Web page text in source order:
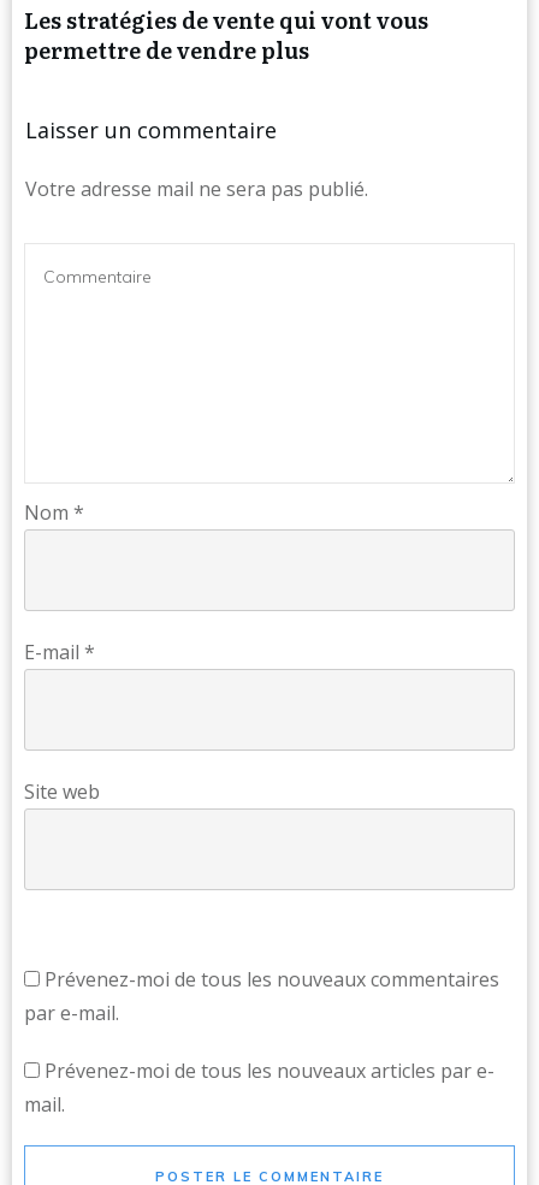
Les stratégies de vente qui vont vous
permettre de vendre plus
Laisser un commentaire
Votre adresse mail ne sera pas publié.
Nom *
E-mail *
Site web
Prévenez-moi de tous les nouveaux commentaires
par e-mail.
Prévenez-moi de tous les nouveaux articles par e-
mail.
POSTER LE COMMENTAIRE